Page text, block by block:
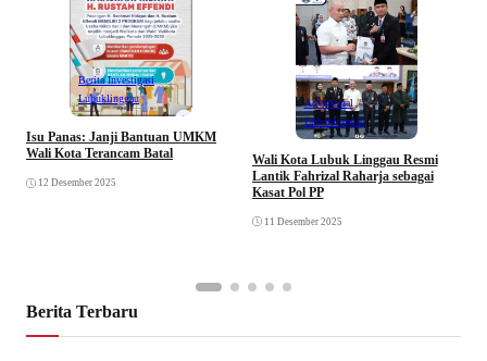
Berita Investigasi
Lubuklinggau
Isu Panas: Janji Bantuan UMKM
Wali Kota Terancam Batal
12 Desember 2025
Advertorial
Lubuklinggau
Wali Kota Lubuk Linggau Resmi
Lantik Fahrizal Raharja sebagai
Kasat Pol PP
11 Desember 2025
Berita Terbaru